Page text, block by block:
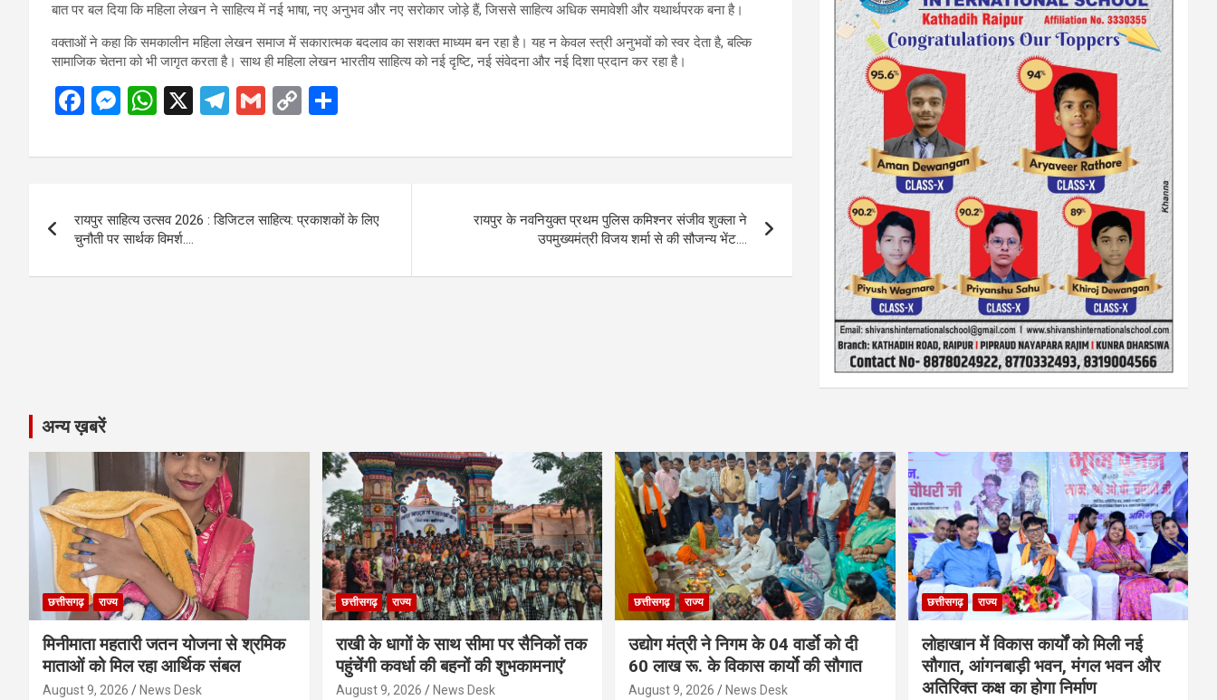
बात पर बल दिया कि महिला लेखन ने साहित्य में नई भाषा, नए अनुभव और नए सरोकार जोड़े हैं, जिससे साहित्य अधिक समावेशी और यथार्थपरक बना है।
वक्ताओं ने कहा कि समकालीन महिला लेखन समाज में सकारात्मक बदलाव का सशक्त माध्यम बन रहा है। यह न केवल स्त्री अनुभवों को स्वर देता है, बल्कि
सामाजिक चेतना को भी जागृत करता है। साथ ही महिला लेखन भारतीय साहित्य को नई दृष्टि, नई संवेदना और नई दिशा प्रदान कर रहा है।
F
ce
o
o
k
M
se
g
er
W
at
A
p
p
X
T
e
a
G
ail
C
py
n
ar
navigation
रायपुर साहित्य उत्सव 2026 : डिजिटल साहित्य: प्रकाशकों के लिए
चुनौती पर सार्थक विमर्श….
रायपुर के नवनियुक्त प्रथम पुलिस कमिश्नर संजीव शुक्ला ने
उपमुख्यमंत्री विजय शर्मा से की सौजन्य भेंट….
अन्य ख़बरें
छत्तीसगढ़ राज्य
मिनीमाता महतारी जतन योजना से श्रमिक
माताओं को मिल रहा आर्थिक संबल
August 9, 2026 News Desk
छत्तीसगढ़ राज्य
राखी के धागों के साथ सीमा पर सैनिकों तक
पहुंचेंगी कवर्धा की बहनों की शुभकामनाएं’
August 9, 2026 News Desk
छत्तीसगढ़ राज्य
उद्योग मंत्री ने निगम के 04 वार्डाे को दी
60 लाख रू. के विकास कार्याे की सौगात
August 9, 2026 News Desk
छत्तीसगढ़ राज्य
लोहाखान में विकास कार्यों को मिली नई
सौगात, आंगनबाड़ी भवन, मंगल भवन और
अतिरिक्त कक्ष का होगा निर्माण